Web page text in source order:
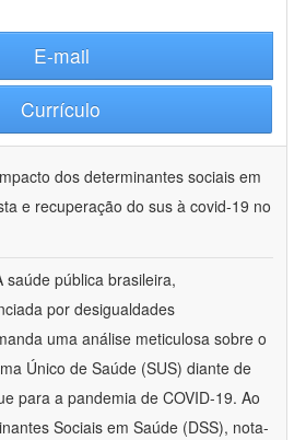
E-mail
Currículo
dos determinantes sociais em
e recuperação do sus à covid-19 no
saúde pública brasileira,
por desigualdades
uma análise meticulosa sobre o
Único de Saúde (SUS) diante de
para a pandemia de COVID-19. Ao
Sociais em Saúde (DSS), nota-